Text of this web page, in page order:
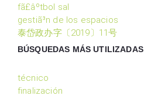
fã£âºtbol sal
gestiã³n de los espacios
泰岱政办字〔2019〕11号
BÚSQUEDAS MÁS UTILIZADAS
técnico
finalización